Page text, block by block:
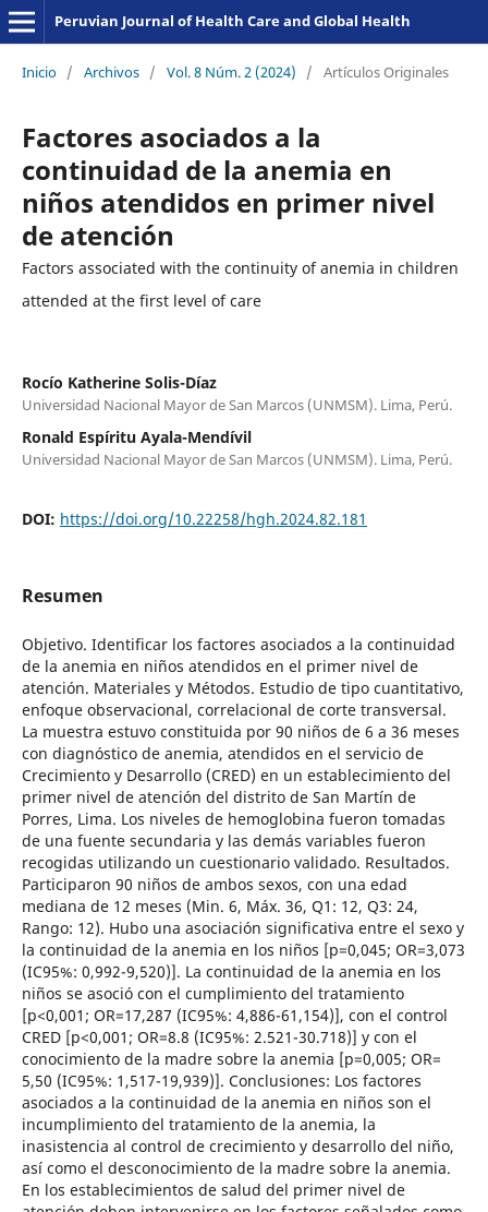
Peruvian Journal of Health Care and Global Health
Inicio / Archivos / Vol. 8 Núm. 2 (2024) / Artículos Originales
Factores asociados a la
continuidad de la anemia en
niños atendidos en primer nivel
de atención
Factors associated with the continuity of anemia in children
attended at the first level of care
Rocío Katherine Solis-Díaz
Universidad Nacional Mayor de San Marcos (UNMSM). Lima, Perú.
Ronald Espíritu Ayala-Mendívil
Universidad Nacional Mayor de San Marcos (UNMSM). Lima, Perú.
DOI: https://doi.org/10.22258/hgh.2024.82.181
Resumen
Objetivo. Identificar los factores asociados a la continuidad
de la anemia en niños atendidos en el primer nivel de
atención. Materiales y Métodos. Estudio de tipo cuantitativo,
enfoque observacional, correlacional de corte transversal.
La muestra estuvo constituida por 90 niños de 6 a 36 meses
con diagnóstico de anemia, atendidos en el servicio de
Crecimiento y Desarrollo (CRED) en un establecimiento del
primer nivel de atención del distrito de San Martín de
Porres, Lima. Los niveles de hemoglobina fueron tomadas
de una fuente secundaria y las demás variables fueron
recogidas utilizando un cuestionario validado. Resultados.
Participaron 90 niños de ambos sexos, con una edad
mediana de 12 meses (Min. 6, Máx. 36, Q1: 12, Q3: 24,
Rango: 12). Hubo una asociación significativa entre el sexo y
la continuidad de la anemia en los niños [p=0,045; OR=3,073
(IC95%: 0,992-9,520)]. La continuidad de la anemia en los
niños se asoció con el cumplimiento del tratamiento
[p<0,001; OR=17,287 (IC95%: 4,886-61,154)], con el control
CRED [p<0,001; OR=8.8 (IC95%: 2.521-30.718)] y con el
conocimiento de la madre sobre la anemia [p=0,005; OR=
5,50 (IC95%: 1,517-19,939)]. Conclusiones: Los factores
asociados a la continuidad de la anemia en niños son el
incumplimiento del tratamiento de la anemia, la
inasistencia al control de crecimiento y desarrollo del niño,
así como el desconocimiento de la madre sobre la anemia.
En los establecimientos de salud del primer nivel de